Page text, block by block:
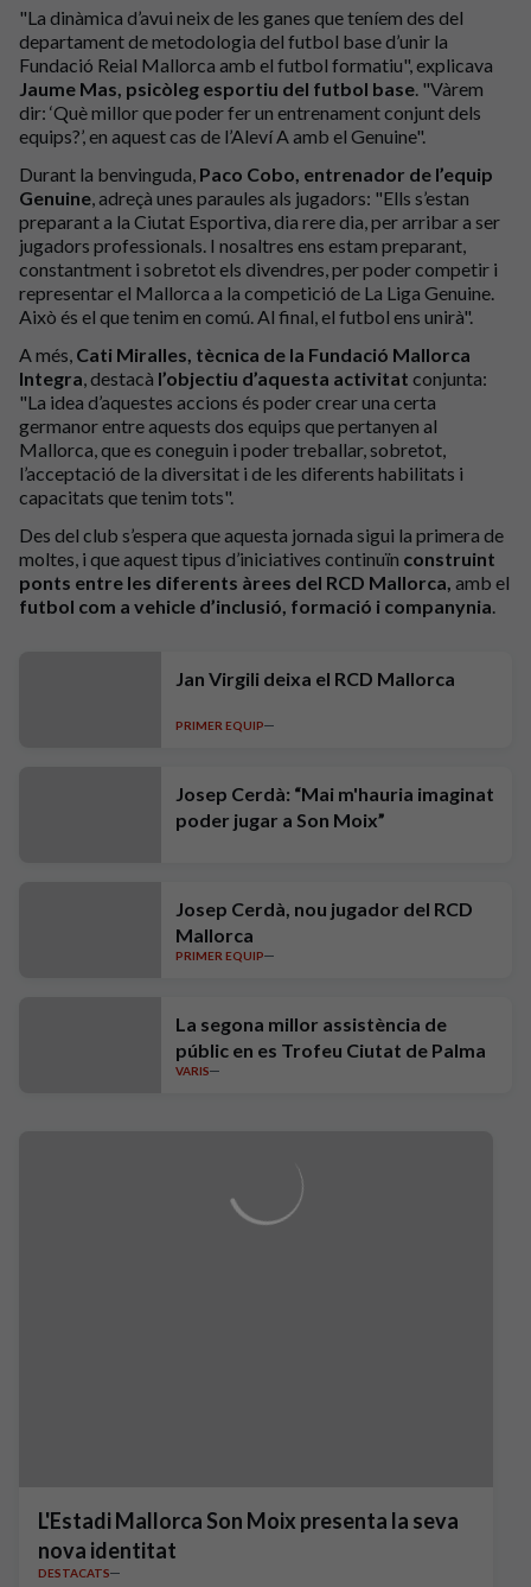
"La dinàmica d’avui neix de les ganes que teníem des del
departament de metodologia del futbol base d’unir la
Fundació Reial Mallorca amb el futbol formatiu", explicava
Jaume Mas, psicòleg esportiu del futbol base. "Vàrem
dir: ‘Què millor que poder fer un entrenament conjunt dels
equips?’, en aquest cas de l’Aleví A amb el Genuine".
Durant la benvinguda, Paco Cobo, entrenador de l’equip
Genuine, adreçà unes paraules als jugadors: "Ells s’estan
preparant a la Ciutat Esportiva, dia rere dia, per arribar a ser
jugadors professionals. I nosaltres ens estam preparant,
constantment i sobretot els divendres, per poder competir i
representar el Mallorca a la competició de La Liga Genuine.
Això és el que tenim en comú. Al final, el futbol ens unirà".
A més, Cati Miralles, tècnica de la Fundació Mallorca
Integra, destacà l’objectiu d’aquesta activitat conjunta:
"La idea d’aquestes accions és poder crear una certa
germanor entre aquests dos equips que pertanyen al
Mallorca, que es coneguin i poder treballar, sobretot,
l’acceptació de la diversitat i de les diferents habilitats i
capacitats que tenim tots".
Des del club s’espera que aquesta jornada sigui la primera de
moltes, i que aquest tipus d’iniciatives continuïn construint
ponts entre les diferents àrees del RCD Mallorca, amb el
futbol com a vehicle d’inclusió, formació i companynia.
Jan Virgili deixa el RCD Mallorca
PRIMER EQUIP
Josep Cerdà: “Mai m'hauria imaginat
poder jugar a Son Moix”
Josep Cerdà, nou jugador del RCD
Mallorca
PRIMER EQUIP
La segona millor assistència de
públic en es Trofeu Ciutat de Palma
VARIS
L'Estadi Mallorca Son Moix presenta la seva
nova identitat
DESTACATS